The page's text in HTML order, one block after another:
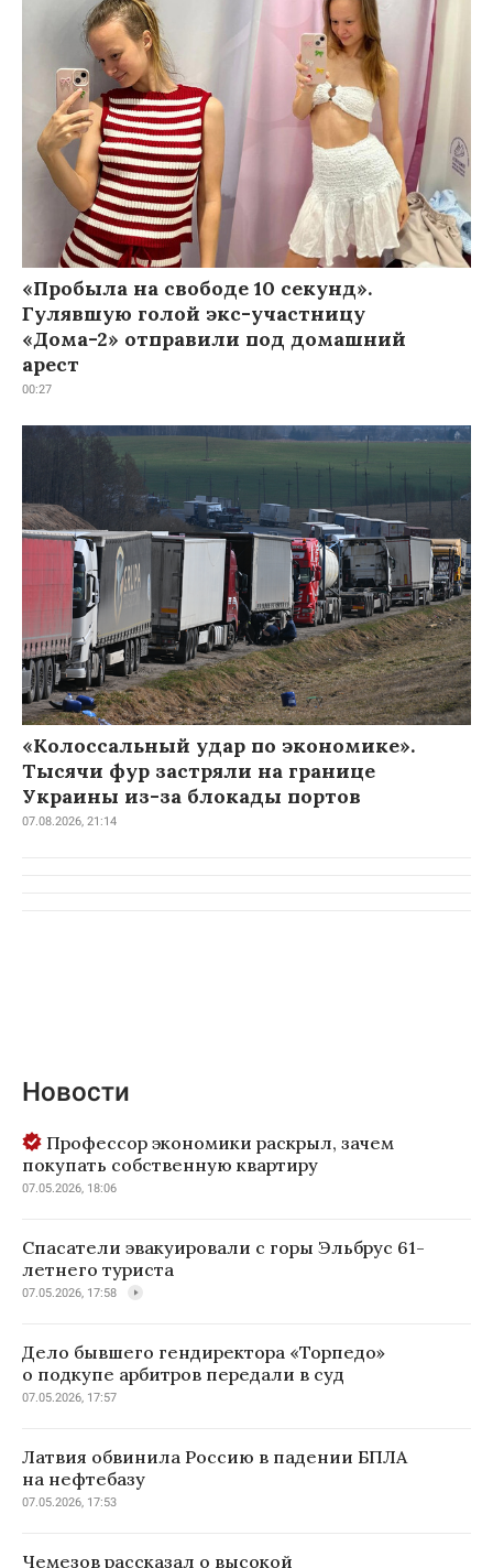
«Пробыла на свободе 10 секунд».
Гулявшую голой экс-участницу
«Дома-2» отправили под домашний
арест
00:27
«Колоссальный удар по экономике».
Тысячи фур застряли на границе
Украины из-за блокады портов
07.08.2026, 21:14
Новости
Профессор экономики раскрыл, зачем
покупать собственную квартиру
07.05.2026, 18:06
Спасатели эвакуировали с горы Эльбрус 61-
летнего туриста
07.05.2026, 17:58
Дело бывшего гендиректора «Торпедо»
о подкупе арбитров передали в суд
07.05.2026, 17:57
Латвия обвинила Россию в падении БПЛА
на нефтебазу
07.05.2026, 17:53
Чемезов рассказал о высокой